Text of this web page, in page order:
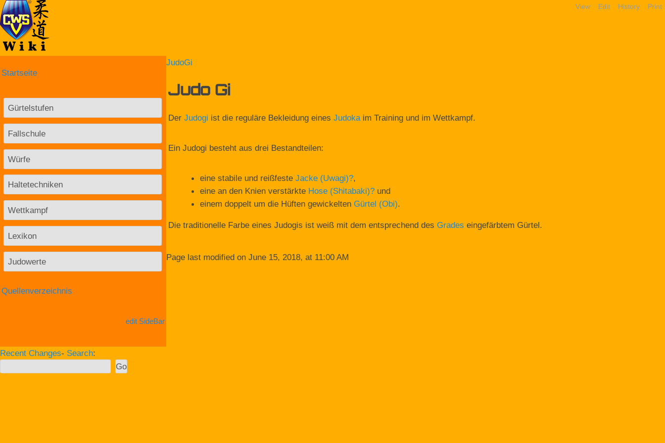
View Edit History Print
JudoGi
Judo Gi
Der Judogi ist die reguläre Bekleidung eines Judoka im Training und im Wettkampf.
Ein Judogi besteht aus drei Bestandteilen:
eine stabile und reißfeste Jacke (Uwagi)?,
eine an den Knien verstärkte Hose (Shitabaki)? und
einem doppelt um die Hüften gewickelten Gürtel (Obi).
Die traditionelle Farbe eines Judogis ist weiß mit dem entsprechend des Grades eingefärbtem Gürtel.
Startseite
Gürtelstufen
Fallschule
Würfe
Haltetechniken
Wettkampf
Lexikon
Judowerte
Quellenverzeichnis
edit SideBar
Recent Changes- Search:
Page last modified on June 15, 2018, at 11:00 AM